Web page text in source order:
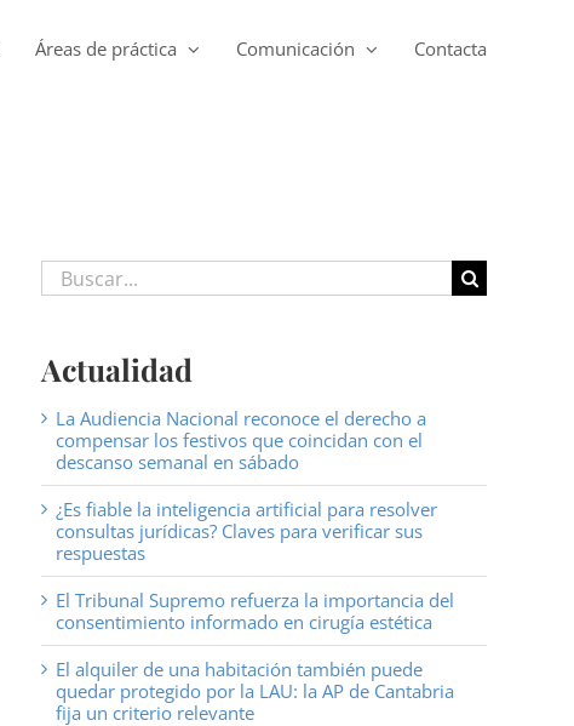
Áreas de práctica Comunicación Contacta
Buscar:
Actualidad
La Audiencia Nacional reconoce el derecho a
compensar los festivos que coincidan con el
descanso semanal en sábado
¿Es fiable la inteligencia artificial para resolver
consultas jurídicas? Claves para verificar sus
respuestas
El Tribunal Supremo refuerza la importancia del
consentimiento informado en cirugía estética
El alquiler de una habitación también puede
quedar protegido por la LAU: la AP de Cantabria
fija un criterio relevante